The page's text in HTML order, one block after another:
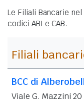
Le Filiali Bancarie
codici ABI e CAB.
Filiali
BCC di
Viale G. Mazzini 20